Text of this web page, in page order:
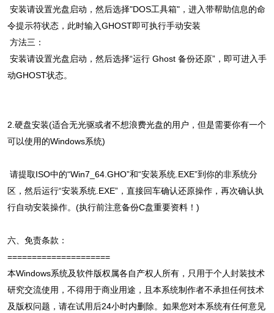
安装请设置光盘启动，然后选择"DOS工具箱"，进入带帮助信息的命
令提示符状态，此时输入GHOST即可执行手动安装
方法三：
安装请设置光盘启动，然后选择“运行 Ghost 备份还原”，即可进入手
动GHOST状态。
2.硬盘安装(适合无光驱或者不想浪费光盘的用户，但是需要你有一个
可以使用的Windows系统)
请提取ISO中的“Win7_64.GHO”和“安装系统.EXE”到你的非系统分
区，然后运行“安装系统.EXE”，直接回车确认还原操作，再次确认执
行自动安装操作。(执行前注意备份C盘重要资料！)
六、免责条款：
=====================
本Windows系统及软件版权属各自产权人所有，只用于个人封装技术
研究交流使用，不得用于商业用途，且本系统制作者不承担任何技术
及版权问题，请在试用后24小时内删除。如果您对本系统有任何意见